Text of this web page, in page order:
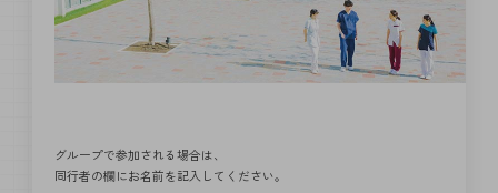
グループで参加される場合は、
同行者の欄にお名前を記入してください。